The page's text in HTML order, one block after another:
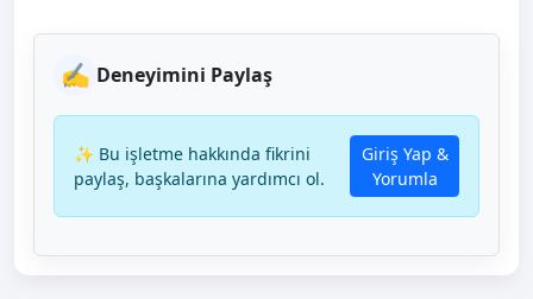
✍️ Deneyimini Paylaş
✨ Bu işletme hakkında fikrini
paylaş, başkalarına yardımcı ol.
Giriş Yap &
Yorumla